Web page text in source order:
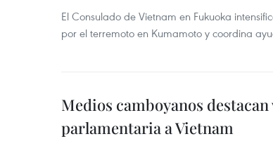
El Consulado de Vietnam en Fukuoka
por el terremoto en Kumamoto y coordina
Medios camboyanos
parlamentaria a Vietnam